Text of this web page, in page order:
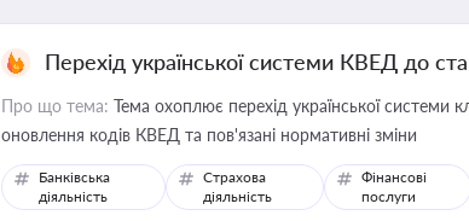
Перехід української системи КВЕД до
Про що тема: Тема охоплює перехід української системи
оновлення кодів КВЕД та пов'язані нормативні зміни
Банківська
діяльність
Страхова
діяльність
Фінансові
послуги